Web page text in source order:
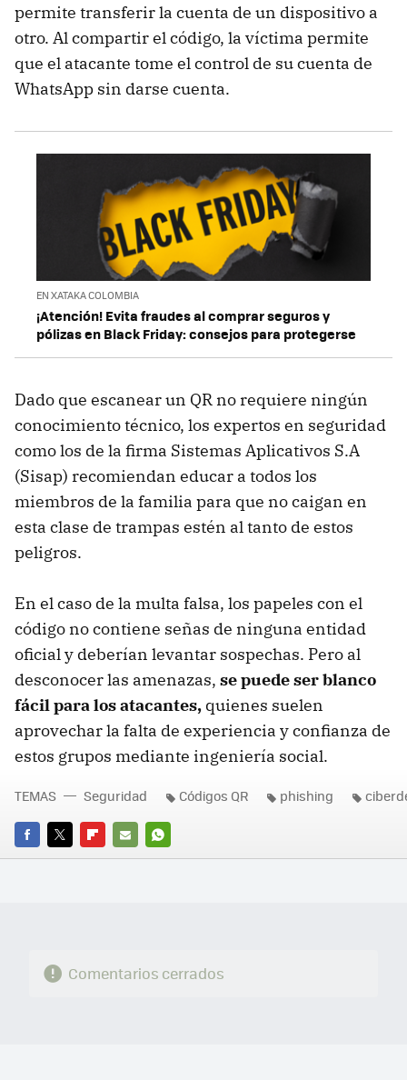
permite transferir la cuenta de un dispositivo a
otro. Al compartir el código, la víctima permite
que el atacante tome el control de su cuenta de
WhatsApp sin darse cuenta.
EN XATAKA COLOMBIA
¡Atención! Evita fraudes al comprar seguros y
pólizas en Black Friday: consejos para protegerse
Dado que escanear un QR no requiere ningún
conocimiento técnico, los expertos en seguridad
como los de la firma Sistemas Aplicativos S.A
(Sisap) recomiendan educar a todos los
miembros de la familia para que no caigan en
esta clase de trampas estén al tanto de estos
peligros.
En el caso de la multa falsa, los papeles con el
código no contiene señas de ninguna entidad
oficial y deberían levantar sospechas. Pero al
desconocer las amenazas, se puede ser blanco
fácil para los atacantes, quienes suelen
aprovechar la falta de experiencia y confianza de
estos grupos mediante ingeniería social.
FACEBOOK
TWITTERFLIPBOARD
E-
WHATSAPP
TEMAS Seguridad Códigos QR phishing
Comentarios cerrados